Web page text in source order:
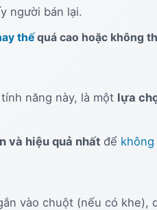
người bán lại.
thếquá cao hoặc không
năng này, là một lựa
và hiệu quả nhất để không
vào chuột (nếu có khe),
Ứng dụng gợi ý cho
màn hình & lồng tiếng AI tức